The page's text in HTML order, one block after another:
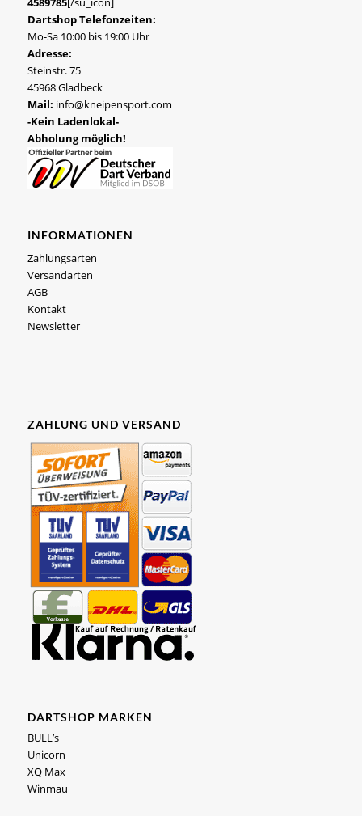
Dartshop Telefonzeiten:
Mo-Sa 10:00 bis 19:00 Uhr
Adresse:
Steinstr. 75
45968 Gladbeck
Mail: info@kneipensport.com
-Kein Ladenlokal-
Abholung möglich!
INFORMATIONEN
Zahlungsarten
Versandarten
AGB
Kontakt
Newsletter
ZAHLUNG UND VERSAND
DARTSHOP MARKEN
BULL’s
Unicorn
XQ Max
Winmau